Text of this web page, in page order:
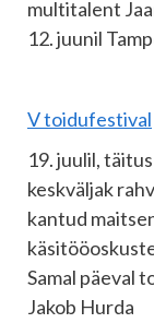
multitalent
12. juunil
V toidufestival
19. juulil,
keskväljak
kantud
Samal päeval
Jakob Hurda